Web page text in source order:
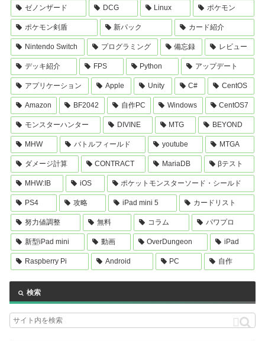
ゼノンザード DCG Linux ポケモン
ポケモン剣盾 新パック カード紹介
Nintendo Switch プログラミング 備忘録 レビュー
デッキ紹介 FPS Python アップデート
アプリケーション Apple Unity C# CentOS
Amazon BF2042 自作PC Windows CentOS7
モンスターハンター DIVINE MTG BEYOND
MHW バトルフィールド youtube MTGA
ダメージ計算 CONTRACT MariaDB βテスト
MHW:IB iOS ポケットモンスターソード・シールド
PS4 攻略 iPad mini 5 カードリスト
努力値調整 無料 コラム パワプロ
新型iPad mini 動画 OverDungeon iPad
Raspberry Pi Android PC 自作
検索